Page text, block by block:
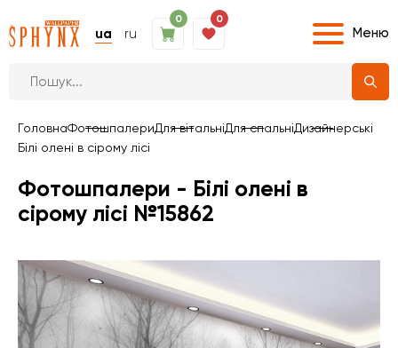
ua ru
0 0
Меню
ГоловнаФотошпалериДля вітальніДля спальніДизайнерські
Білі олені в сірому лісі
Фотошпалери - Білі олені в
сірому лісі №15862